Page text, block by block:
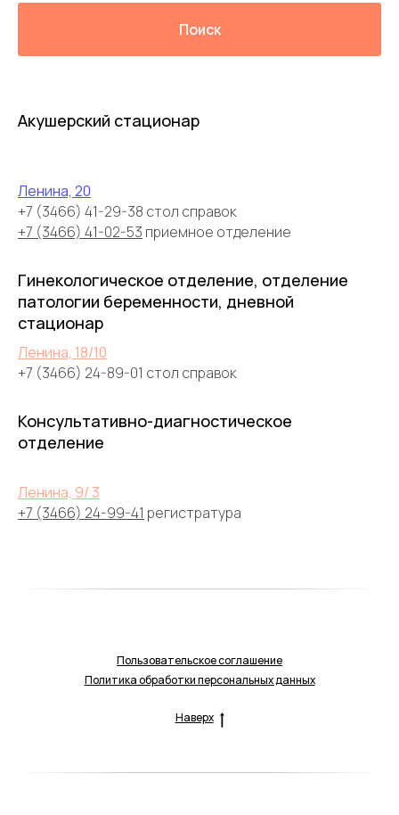
Поиск
Акушерский стационар
Ленина, 20
+7 (3466) 41-29-38 стол справок
+7 (3466) 41-02-53 приемное отделение
Гинекологическое отделение, отделение
патологии беременности, дневной
стационар
Ленина, 18/10
+7 (3466) 24-89-01 стол справок
Консультативно-диагностическое
отделение
Ленина, 9/ 3
+7 (3466) 24-99-41 регистратура
Пользовательское соглашение
Политика обработки персональных данных
Наверх